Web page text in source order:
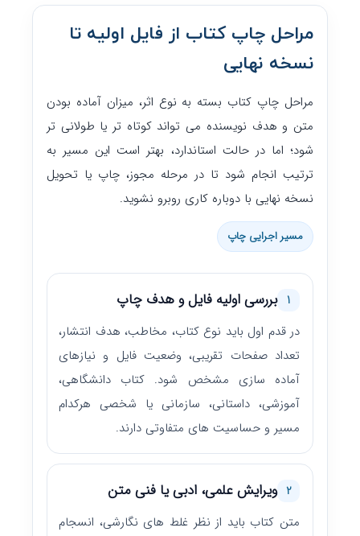
مراحل چاپ کتاب از فایل اولیه تا
نسخه نهایی
مراحل چاپ کتاب بسته به نوع اثر، میزان آماده بودن
متن و هدف نویسنده می تواند کوتاه تر یا طولانی تر
شود؛ اما در حالت استاندارد، بهتر است این مسیر به
ترتیب انجام شود تا در مرحله مجوز، چاپ یا تحویل
نسخه نهایی با دوباره کاری روبرو نشوید.
مسیر اجرایی چاپ
1 بررسی اولیه فایل و هدف چاپ
در قدم اول باید نوع کتاب، مخاطب، هدف انتشار،
تعداد صفحات تقریبی، وضعیت فایل و نیازهای
آماده سازی مشخص شود. کتاب دانشگاهی،
آموزشی، داستانی، سازمانی یا شخصی هرکدام
مسیر و حساسیت های متفاوتی دارند.
2 ویرایش علمی، ادبی یا فنی متن
متن کتاب باید از نظر غلط های نگارشی، انسجام